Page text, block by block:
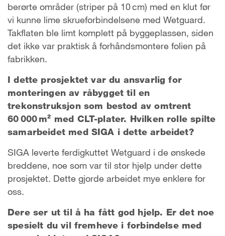
berørte områder (striper på 10 cm) med en klut før
vi kunne lime skrueforbindelsene med Wetguard.
Takflaten ble limt komplett på byggeplassen, siden
det ikke var praktisk å forhåndsmontere folien på
fabrikken.
I dette prosjektet var du ansvarlig for
monteringen av råbygget til en
trekonstruksjon som bestod av omtrent
60 000 m² med CLT-plater. Hvilken rolle spilte
samarbeidet med SIGA i dette arbeidet?
SIGA leverte ferdigkuttet Wetguard i de ønskede
breddene, noe som var til stor hjelp under dette
prosjektet. Dette gjorde arbeidet mye enklere for
oss.
Dere ser ut til å ha fått god hjelp. Er det noe
spesielt du vil fremheve i forbindelse med